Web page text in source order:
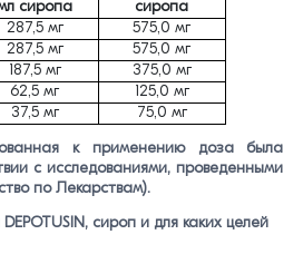
сиропа
сиропа
287,5 мг
575,0 мг
287,5 мг
575,0 мг
187,5 мг
375,0 мг
62,5 мг
125,0 мг
37,5 мг 75,0 мг
к применению доза была
с исследованиями, проведенными
по Лекарствам).
сироп и для каких целей